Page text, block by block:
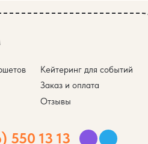
Кейтеринг для событий
Заказ и оплата
Отзывы
550 13 13